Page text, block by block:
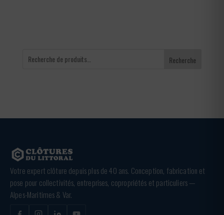
Recherche
Votre expert clôture depuis plus de 40 ans. Conception, fabrication et
pose pour collectivités, entreprises, copropriétés et particuliers —
Alpes-Maritimes & Var.